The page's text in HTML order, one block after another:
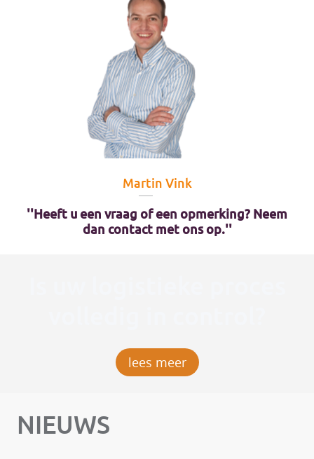
Martin Vink
''Heeft u een vraag of een opmerking? Neem
dan contact met ons op.''
lees meer
NIEUWS